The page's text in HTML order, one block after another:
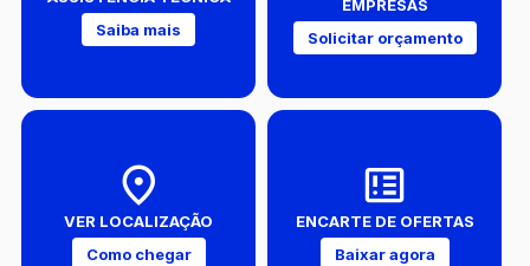
Saiba mais
EMPRESAS
Solicitar orçamento
VER LOCALIZAÇÃO
Como chegar
ENCARTE DE OFERTAS
Baixar agora